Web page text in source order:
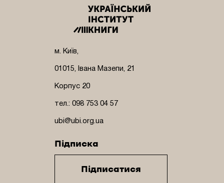
м. Київ,
01015, Івана Мазепи, 21
Корпус 20
тел.: 098 753 04 57
ubi@ubi.org.ua
Підписка
Підписатися